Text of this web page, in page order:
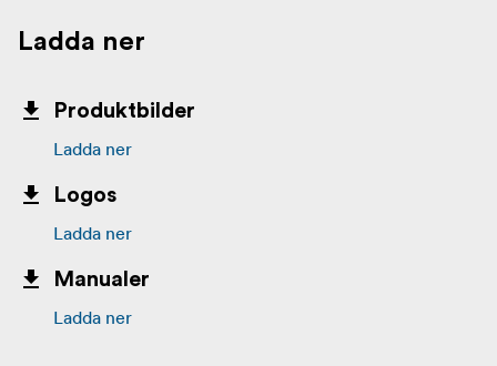
Ladda ner
Produktbilder
Ladda ner
Logos
Ladda ner
Manualer
Ladda ner